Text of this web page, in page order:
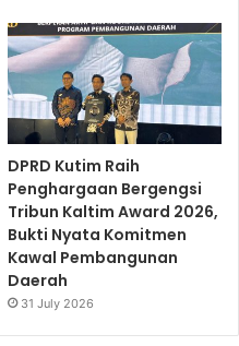
DPRD Kutim Raih
Penghargaan Bergengsi
Tribun Kaltim Award 2026,
Bukti Nyata Komitmen
Kawal Pembangunan
Daerah
31 July 2026